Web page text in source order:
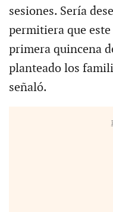
sesiones. Sería
permitiera que
primera quincena
planteado los
señaló.